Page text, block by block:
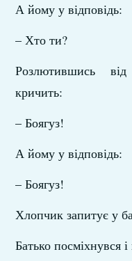
А йому у відповідь:
– Хто ти?
Розлютившись
кричить:
– Боягуз!
А йому у відповідь:
– Боягуз!
Хлопчик запитує у
Батько посміхнувся